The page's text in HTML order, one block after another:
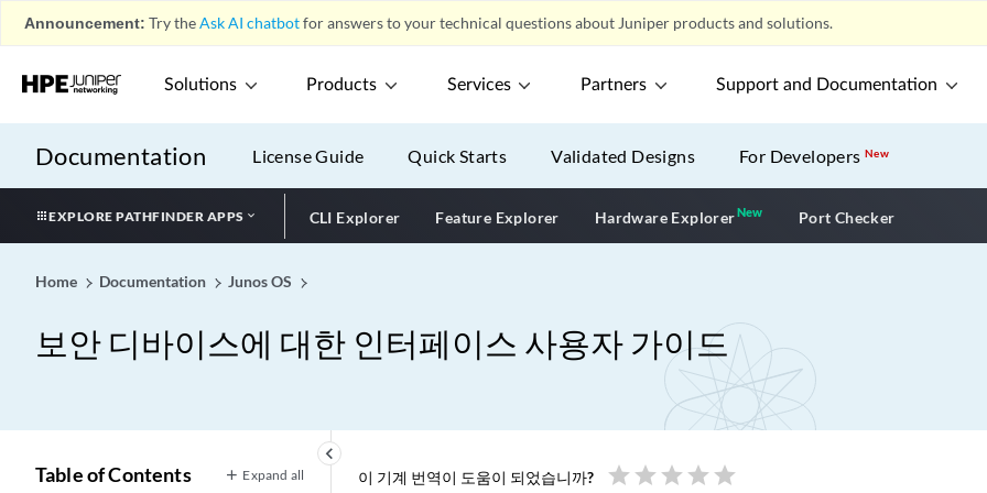
Announcement: Try theAsk AI chatbotfor answers to your technical questions about Juniper products and solutions.
Solutions Products Services Partners Support and Documentation
Documentation License Guide Quick Starts Validated Designs For DevelopersNew
EXPLORE PATHFINDER APPS CLI Explorer Feature Explorer Hardware ExplorerNewNew application
Port Checker
Home Documentation Junos OS
보안 디바이스에 대한 인터페이스 사용자 가이드
keyboard_arrow_left
Table of Contents Expand all 이 기계 번역이 도움이 되었습니까? star star star star star